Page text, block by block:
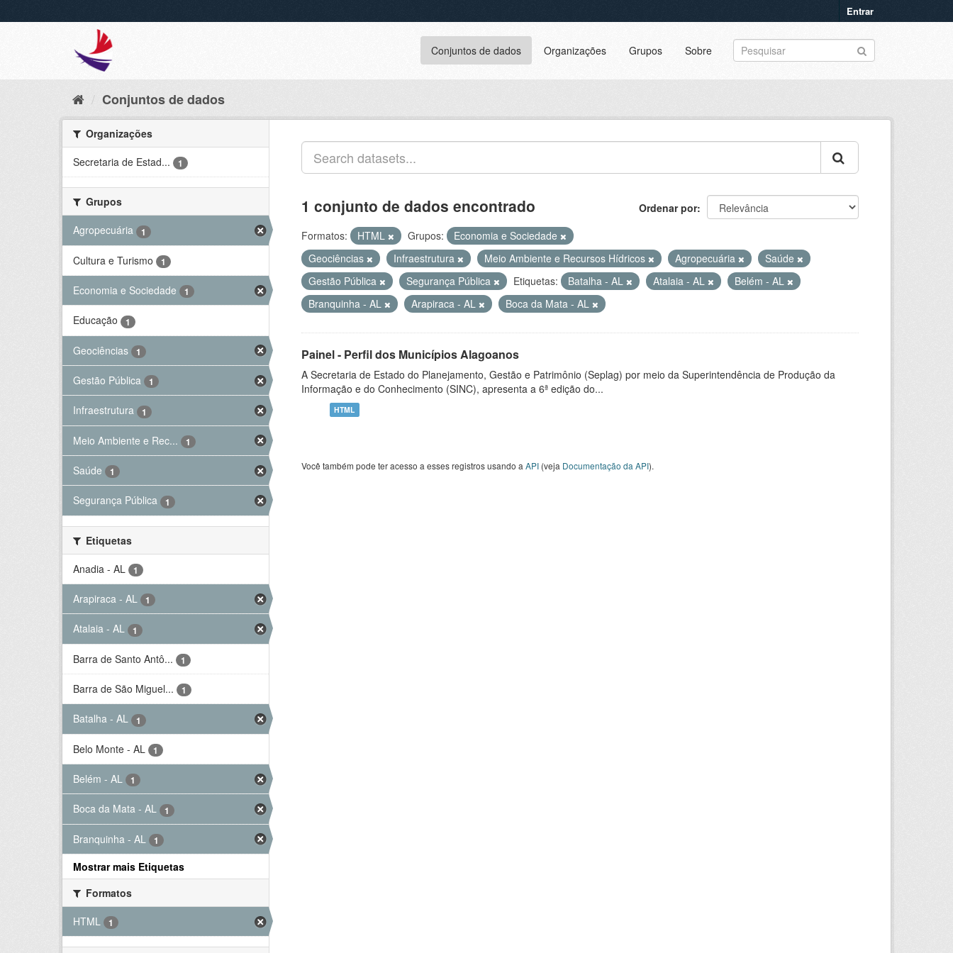
Entrar
Conjuntos de dados Organizações Grupos Sobre
Conjuntos de dados
Organizações
Secretaria de Estad...
1
Grupos
Agropecuária
1
Cultura e Turismo 1
Economia e Sociedade 1
Educação 1
Geociências 1
Gestão Pública 1
Infraestrutura 1
Meio Ambiente e Rec... 1
Saúde 1
Segurança Pública 1
Etiquetas
Anadia - AL
1
Arapiraca - AL 1
Atalaia - AL 1
Barra de Santo Antô... 1
Barra de São Miguel... 1
Batalha - AL 1
Belo Monte - AL 1
Belém - AL 1
Boca da Mata - AL 1
Branquinha - AL 1
Mostrar mais Etiquetas
Formatos
HTML
1
Ordenar por
1 conjunto de dados encontrado
Formatos: HTML Grupos:
Economia e Sociedade
Geociências
Infraestrutura Meio Ambiente e Recursos Hídricos Agropecuária
Saúde
Gestão Pública
Segurança Pública Etiquetas: Batalha - AL Atalaia - AL
Belém - AL
Branquinha - AL
Arapiraca - AL Boca da Mata - AL
Painel - Perfil dos Municípios Alagoanos
A Secretaria de Estado do Planejamento, Gestão e Patrimônio (Seplag) por meio da Superintendência de Produção da
Informação e do Conhecimento (SINC), apresenta a 6ª edição do...
HTML
Você também pode ter acesso a esses registros usando a API (veja Documentação da API).